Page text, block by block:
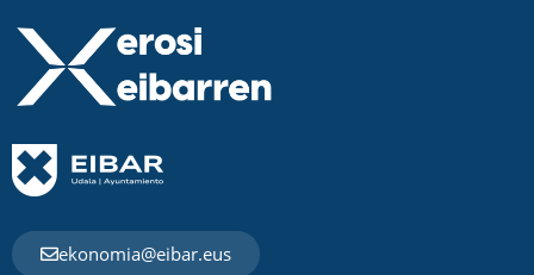
ekonomia@eibar.eus